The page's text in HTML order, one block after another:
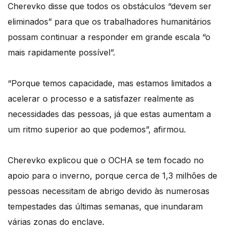
Cherevko disse que todos os obstáculos “devem ser
eliminados” para que os trabalhadores humanitários
possam continuar a responder em grande escala “o
mais rapidamente possível”.
“Porque temos capacidade, mas estamos limitados a
acelerar o processo e a satisfazer realmente as
necessidades das pessoas, já que estas aumentam a
um ritmo superior ao que podemos”, afirmou.
Cherevko explicou que o OCHA se tem focado no
apoio para o inverno, porque cerca de 1,3 milhões de
pessoas necessitam de abrigo devido às numerosas
tempestades das últimas semanas, que inundaram
várias zonas do enclave.